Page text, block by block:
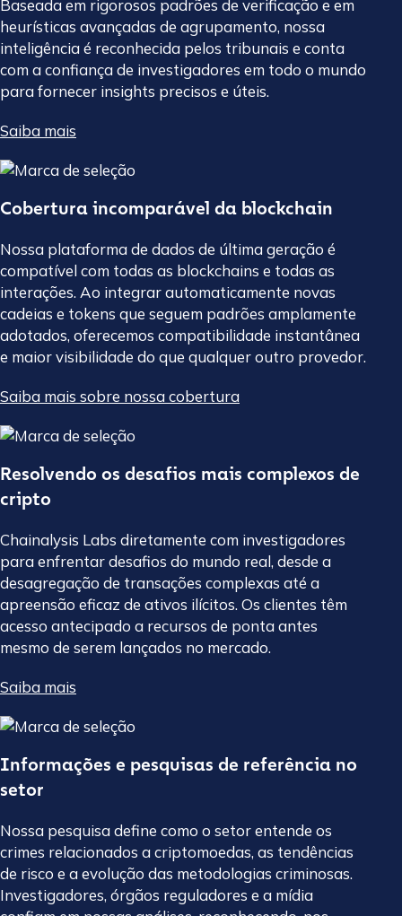
Baseada em rigorosos padrões de verificação e em
heurísticas avançadas de agrupamento, nossa
inteligência é reconhecida pelos tribunais e conta
com a confiança de investigadores em todo o mundo
para fornecer insights precisos e úteis.
Saiba mais
Cobertura incomparável da blockchain
Nossa plataforma de dados de última geração é
compatível com todas as blockchains e todas as
interações. Ao integrar automaticamente novas
cadeias e tokens que seguem padrões amplamente
adotados, oferecemos compatibilidade instantânea
e maior visibilidade do que qualquer outro provedor.
Saiba mais sobre nossa cobertura
Resolvendo os desafios mais complexos de
cripto
Chainalysis Labs diretamente com investigadores
para enfrentar desafios do mundo real, desde a
desagregação de transações complexas até a
apreensão eficaz de ativos ilícitos. Os clientes têm
acesso antecipado a recursos de ponta antes
mesmo de serem lançados no mercado.
Saiba mais
Informações e pesquisas de referência no
setor
Nossa pesquisa define como o setor entende os
crimes relacionados a criptomoedas, as tendências
de risco e a evolução das metodologias criminosas.
Investigadores, órgãos reguladores e a mídia